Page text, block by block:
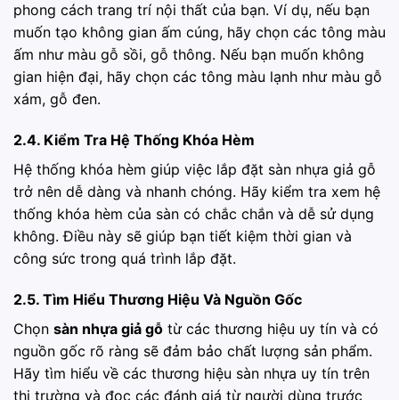
phong cách trang trí nội thất của bạn. Ví dụ, nếu bạn
muốn tạo không gian ấm cúng, hãy chọn các tông màu
ấm như màu gỗ sồi, gỗ thông. Nếu bạn muốn không
gian hiện đại, hãy chọn các tông màu lạnh như màu gỗ
xám, gỗ đen.
2.4. Kiểm Tra Hệ Thống Khóa Hèm
Hệ thống khóa hèm giúp việc lắp đặt sàn nhựa giả gỗ
trở nên dễ dàng và nhanh chóng. Hãy kiểm tra xem hệ
thống khóa hèm của sàn có chắc chắn và dễ sử dụng
không. Điều này sẽ giúp bạn tiết kiệm thời gian và
công sức trong quá trình lắp đặt.
2.5. Tìm Hiểu Thương Hiệu Và Nguồn Gốc
Chọn sàn nhựa giả gỗ từ các thương hiệu uy tín và có
nguồn gốc rõ ràng sẽ đảm bảo chất lượng sản phẩm.
Hãy tìm hiểu về các thương hiệu sàn nhựa uy tín trên
thị trường và đọc các đánh giá từ người dùng trước